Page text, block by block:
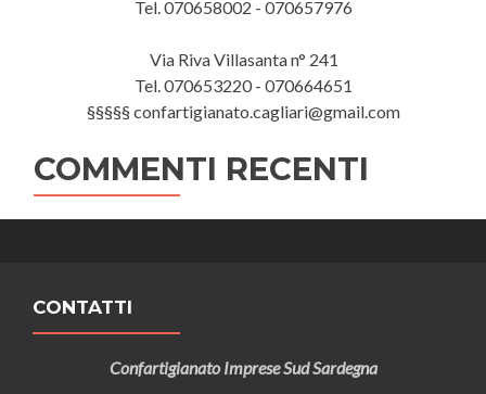
Tel. 070658002 - 070657976
Via Riva Villasanta n° 241
Tel. 070653220 - 070664651
§§§§§ confartigianato.cagliari@gmail.com
COMMENTI RECENTI
CONTATTI
Confartigianato Imprese Sud Sardegna